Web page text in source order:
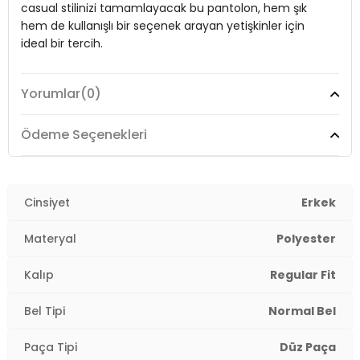
Boy:Standart
Paça Tipi: Düz Paça
Yaş Grubu:Yetişkin
Detaylar: - Su itici
casual stilinizi tamamlayacak bu pantolon, hem şık
hem de kullanışlı bir seçenek arayan yetişkinler için
ideal bir tercih.
Model:Pantolon
Giyim Tarzı:Günlük/Casual
Kapama Şekli:
Cep:Kargo Cepli
Kumaş Tipi:
Bel: Normal Bel
Boy:Standart
Yorumlar(0)
Ödeme Seçenekleri
Cinsiyet Erkek
Materyal Polyester
Kalıp Regular Fit
Bel Tipi Normal Bel
Paça Tipi Düz Paça